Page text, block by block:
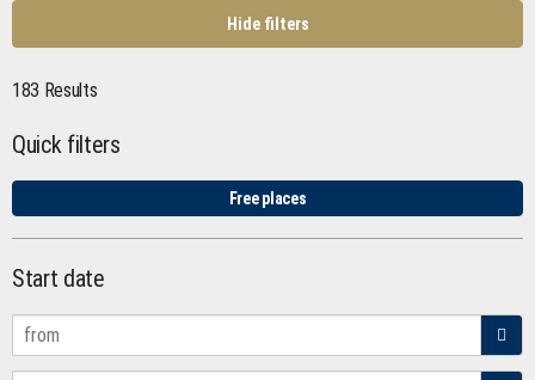
Hide filters
183 Results
Quick filters
Free places
Start date